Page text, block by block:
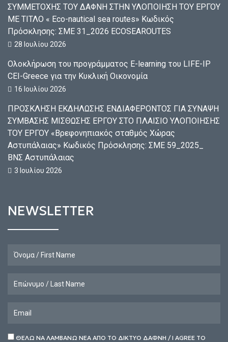
ΣΥΜΜΕΤΟΧΗΣ ΤΟΥ ΔΑΦΝΗ ΣΤΗΝ ΥΛΟΠΟΙΗΣΗ ΤΟΥ ΕΡΓΟΥ
ΜΕ ΤΙΤΛΟ « Eco-nautical sea routes» Κωδικός
Πρόσκλησης: ΣΜΕ 31_2026 ECOSEAROUTES
28 Ιουλίου 2026
Ολοκλήρωση του προγράμματος E-learning του LIFE-IP
CEI-Greece για την Κυκλική Οικονομία
16 Ιουλίου 2026
ΠΡΟΣΚΛΗΣΗ ΕΚΔΗΛΩΣΗΣ ΕΝΔΙΑΦΕΡΟΝΤΟΣ ΓΙΑ ΣΥΝΑΨΗ
ΣΥΜΒΑΣΗΣ ΜΙΣΘΩΣΗΣ ΕΡΓΟΥ ΣΤΟ ΠΛΑΙΣΙΟ ΥΛΟΠΟΙΗΣΗΣ
ΤΟΥ ΕΡΓΟΥ «Βρεφονηπιακός σταθμός Χώρας
Αστυπάλαιας» Κωδικός Πρόσκλησης: ΣΜΕ 59_2025_
ΒΝΣ Αστυπάλαιας
3 Ιουλίου 2026
NEWSLETTER
ΘΕΛΩ ΝΑ ΛΑΜΒΑΝΩ ΝΕΑ ΑΠΟ ΤΟ ΔΙΚΤΥΟ ΔΑΦΝΗ / I AGREE TO